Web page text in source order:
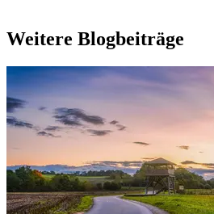
Weitere Blogbeiträge